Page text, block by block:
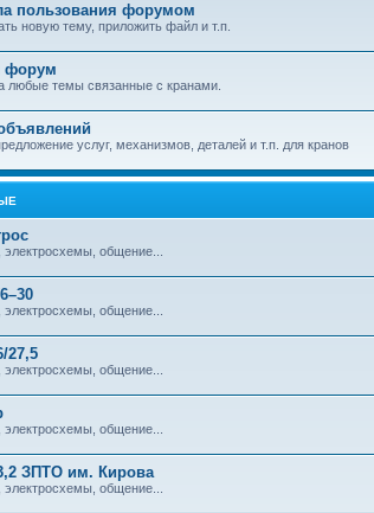
пользования форумом
новую тему, приложить файл и т.п.
форум
любые темы связанные с кранами.
услуг, механизмов, деталей и т.п. для кранов
электросхемы, общение...
электросхемы, общение...
27,5
электросхемы, общение...
электросхемы, общение...
ЗПТО им. Кирова
электросхемы, общение...